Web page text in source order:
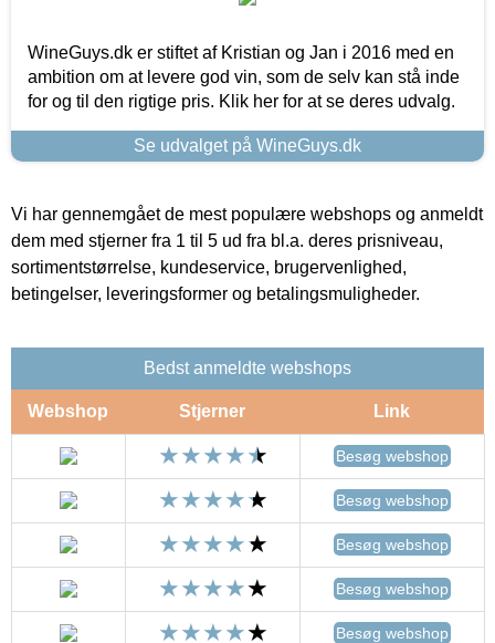
WineGuys.dk er stiftet af Kristian og Jan i 2016 med en
ambition om at levere god vin, som de selv kan stå inde
for og til den rigtige pris. Klik her for at se deres udvalg.
Se udvalget på WineGuys.dk
Vi har gennemgået de mest populære webshops og anmeldt
dem med stjerner fra 1 til 5 ud fra bl.a. deres prisniveau,
sortimentstørrelse, kundeservice, brugervenlighed,
betingelser, leveringsformer og betalingsmuligheder.
Bedst anmeldte webshops
Webshop Stjerner Link
Besøg webshop
Besøg webshop
Besøg webshop
Besøg webshop
Besøg webshop